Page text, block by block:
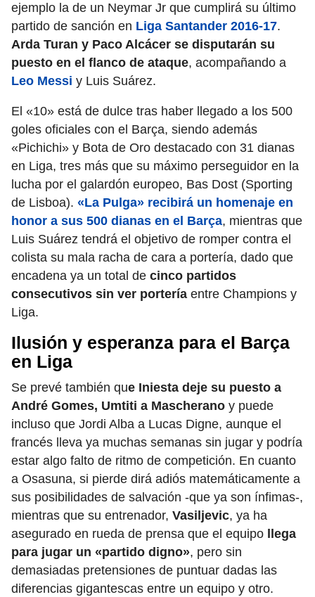
ejemplo la de un Neymar Jr que cumplirá su último
partido de sanción en Liga Santander 2016-17.
Arda Turan y Paco Alcácer se disputarán su
puesto en el flanco de ataque, acompañando a
Leo Messi y Luis Suárez.
El «10» está de dulce tras haber llegado a los 500
goles oficiales con el Barça, siendo además
«Pichichi» y Bota de Oro destacado con 31 dianas
en Liga, tres más que su máximo perseguidor en la
lucha por el galardón europeo, Bas Dost (Sporting
de Lisboa). «La Pulga» recibirá un homenaje en
honor a sus 500 dianas en el Barça, mientras que
Luis Suárez tendrá el objetivo de romper contra el
colista su mala racha de cara a portería, dado que
encadena ya un total de cinco partidos
consecutivos sin ver portería entre Champions y
Liga.
Ilusión y esperanza para el Barça
en Liga
Se prevé también que Iniesta deje su puesto a
André Gomes, Umtiti a Mascherano y puede
incluso que Jordi Alba a Lucas Digne, aunque el
francés lleva ya muchas semanas sin jugar y podría
estar algo falto de ritmo de competición. En cuanto
a Osasuna, si pierde dirá adiós matemáticamente a
sus posibilidades de salvación -que ya son ínfimas-,
mientras que su entrenador, Vasiljevic, ya ha
asegurado en rueda de prensa que el equipo llega
para jugar un «partido digno», pero sin
demasiadas pretensiones de puntuar dadas las
diferencias gigantescas entre un equipo y otro.